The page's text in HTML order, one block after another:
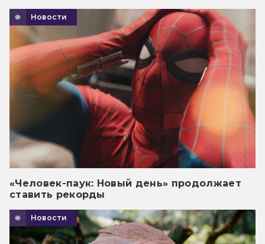
Новости
«Человек-паук: Новый день» продолжает
ставить рекорды
Новости